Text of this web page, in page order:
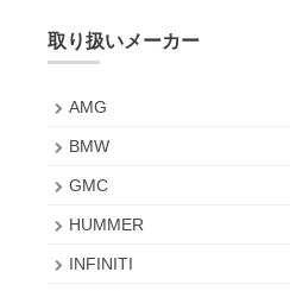
取り扱いメーカー
AMG
BMW
GMC
HUMMER
INFINITI